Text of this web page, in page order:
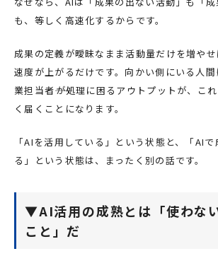
も、等しく高速化するからです。
成果の定義が曖昧なまま活動量だけを増や
速度が上がるだけです。向かい側にいる人間
業担当者――が処理に困るアウトプットが、こ
く届くことになります。
「AIを活用している」という状態と、「AI
る」という状態は、まったく別の話です。
▼AI活用の成熟とは「使わな
こと」だ